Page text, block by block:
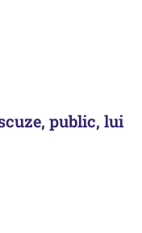
public, lui